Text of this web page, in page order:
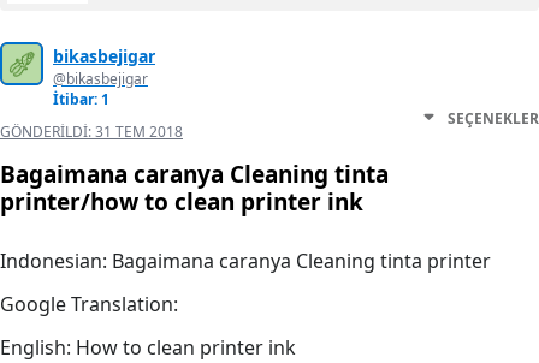
bikasbejigar
@bikasbejigar
İtibar: 1
GÖNDERILDI:31 TEM 2018
SEÇENEKLER
Bagaimana caranya Cleaning tinta
printer/how to clean printer ink
Indonesian: Bagaimana caranya Cleaning tinta printer
Google Translation:
English: How to clean printer ink